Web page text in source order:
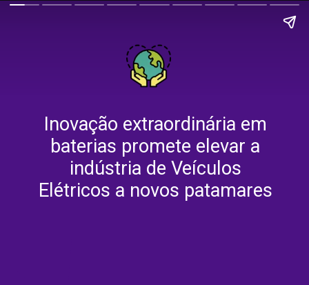
Inovação extraordinária em
baterias promete elevar a
indústria de Veículos
Elétricos a novos patamares